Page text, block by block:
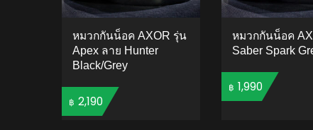
หมวกกันน็อค AXOR รุ่น
Apex ลาย Hunter
Black/Grey
฿ 2,190
หมวกกันน็อค
Saber Spark
฿ 1,990